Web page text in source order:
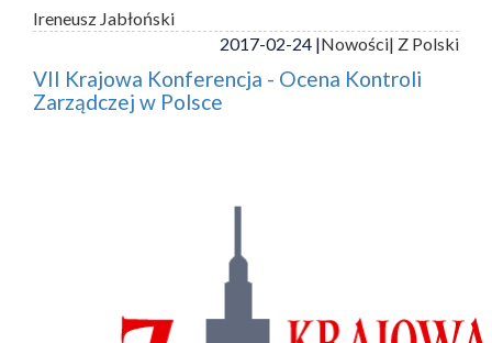
Ireneusz Jabłoński
2017-02-24 |Nowości| Z Polski
VII Krajowa Konferencja - Ocena Kontroli
Zarządczej w Polsce